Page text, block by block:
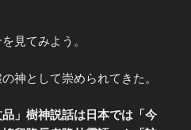
見てみよう。
神として崇められてきた。
品」樹神説話は日本では「今